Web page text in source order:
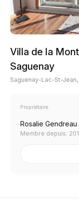
Villa de la
Saguenay
Saguenay-Lac-St-
Propriétaire
Rosalie Gendreau
Membre depuis: